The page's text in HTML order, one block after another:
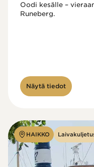
Oodi kesälle –
Näytä tiedot
HAIKKO